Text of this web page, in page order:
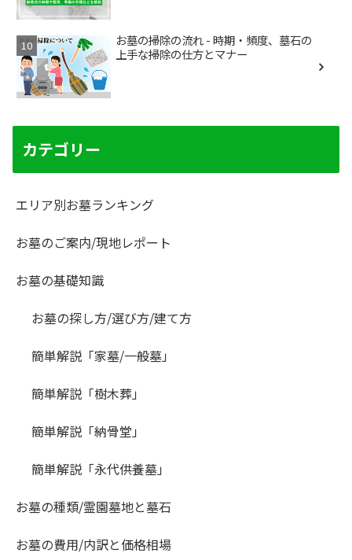
お墓の掃除の流れ - 時期・頻度、墓石の
上手な掃除の仕方とマナー
カテゴリー
エリア別お墓ランキング
お墓のご案内/現地レポート
お墓の基礎知識
お墓の探し方/選び方/建て方
簡単解説「家墓/一般墓」
簡単解説「樹木葬」
簡単解説「納骨堂」
簡単解説「永代供養墓」
お墓の種類/霊園墓地と墓石
お墓の費用/内訳と価格相場